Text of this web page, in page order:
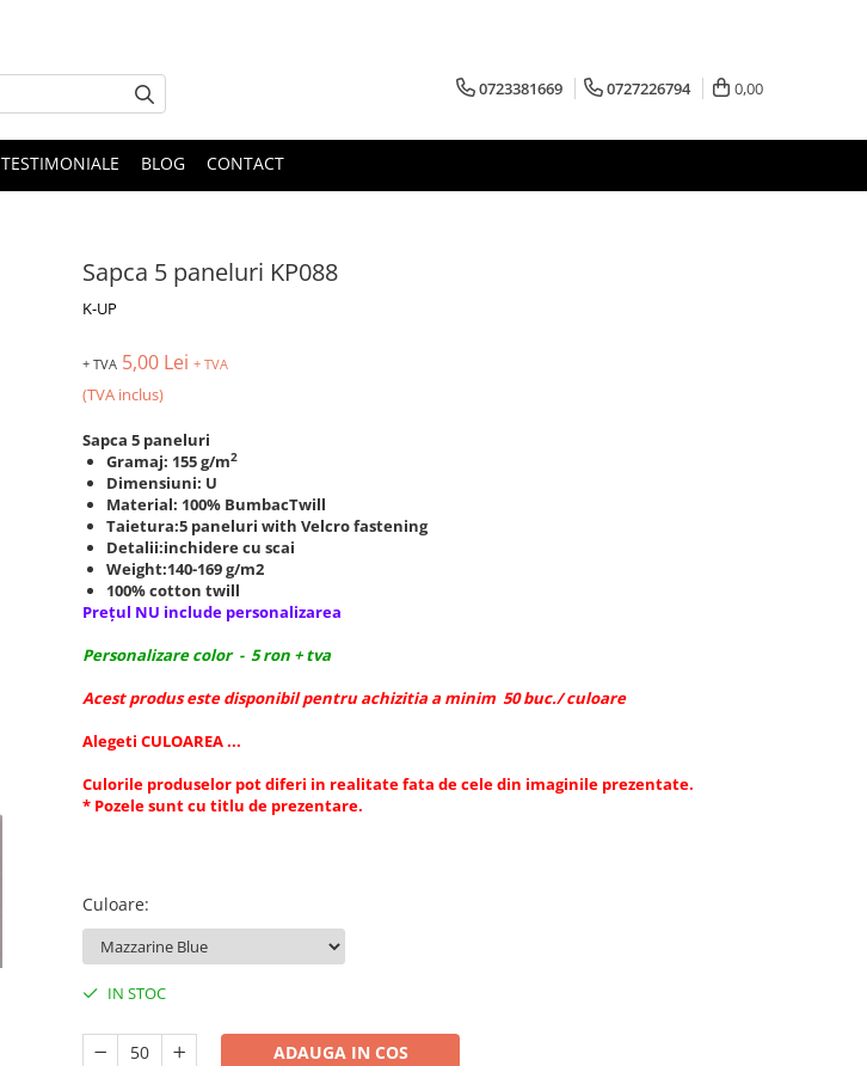
0723381669 0727226794 0,00
TESTIMONIALE BLOG CONTACT
Sapca 5 paneluri KP088
K-UP
+ TVA 5,00 Lei + TVA
(TVA inclus)
Sapca 5 paneluri
Gramaj: 155 g/m2
Dimensiuni: U
Material: 100% BumbacTwill
Taietura:5 paneluri with Velcro fastening
Detalii:inchidere cu scai
Weight:140-169 g/m2
100% cotton twill
Prețul NU include personalizarea
Personalizare color - 5 ron + tva
Acest produs este disponibil pentru achizitia a minim 50 buc./ culoare
Alegeti CULOAREA ...
Culorile produselor pot diferi in realitate fata de cele din imaginile prezentate.
* Pozele sunt cu titlu de prezentare.
Culoare:
IN STOC
ADAUGA IN COS